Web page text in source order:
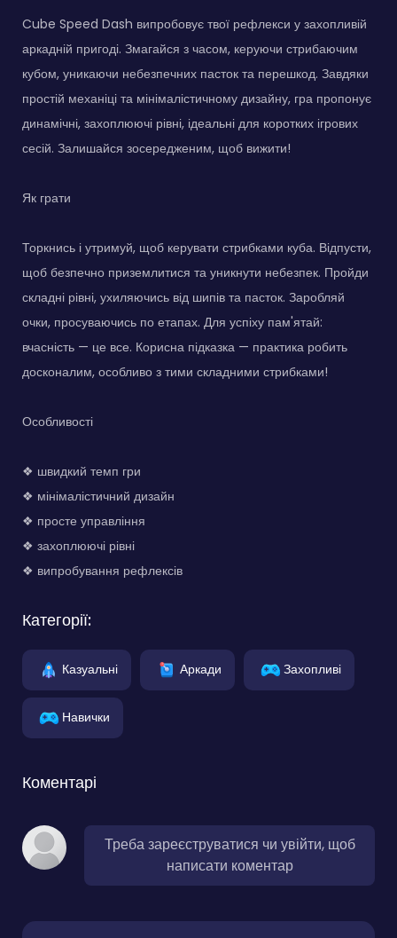
Cube Speed Dash випробовує твої рефлекси у захопливій
аркадній пригоді. Змагайся з часом, керуючи стрибаючим
кубом, уникаючи небезпечних пасток та перешкод. Завдяки
простій механіці та мінімалістичному дизайну, гра пропонує
динамічні, захоплюючі рівні, ідеальні для коротких ігрових
сесій. Залишайся зосередженим, щоб вижити!
Як грати
Торкнись і утримуй, щоб керувати стрибками куба. Відпусти,
щоб безпечно приземлитися та уникнути небезпек. Пройди
складні рівні, ухиляючись від шипів та пасток. Заробляй
очки, просуваючись по етапах. Для успіху пам'ятай:
вчасність — це все. Корисна підказка — практика робить
досконалим, особливо з тими складними стрибками!
Особливості
❖ швидкий темп гри
❖ мінімалістичний дизайн
❖ просте управління
❖ захоплюючі рівні
❖ випробування рефлексів
Категорії:
Казуальні Аркади Захопливі
Навички
Коментарі
Треба зареєструватися чи увійти, щоб
написати коментар